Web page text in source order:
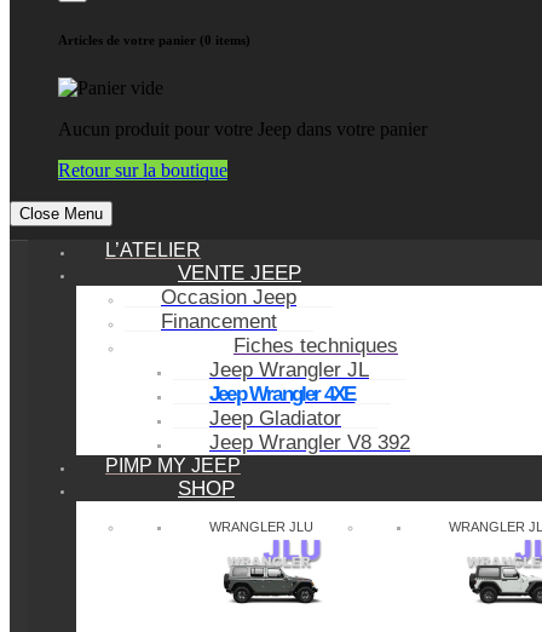
Articles de votre panier (0 items)
Aucun produit pour votre Jeep dans votre panier
Retour sur la boutique
Close Menu
L’ATELIER
VENTE JEEP
Occasion Jeep
Financement
Fiches techniques
Jeep Wrangler JL
Jeep Wrangler 4XE
Jeep Gladiator
Jeep Wrangler V8 392
PIMP MY JEEP
SHOP
WRANGLER JLU WRANGLER JL